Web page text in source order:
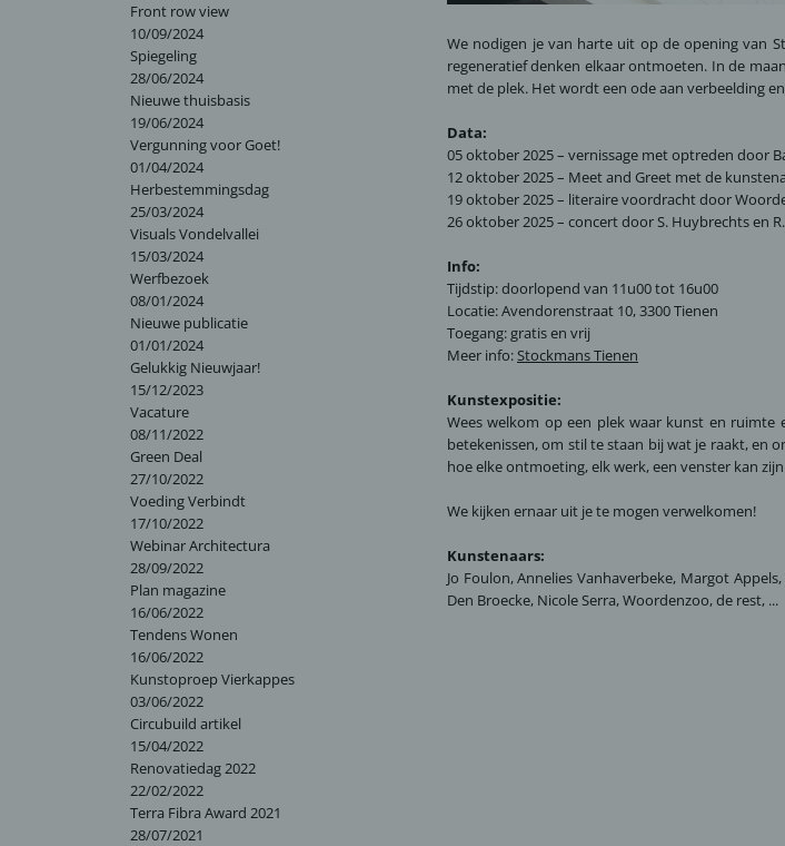
Front row view
10/09/2024
Spiegeling
28/06/2024
Nieuwe thuisbasis
19/06/2024
Vergunning voor Goet!
01/04/2024
Herbestemmingsdag
25/03/2024
Visuals Vondelvallei
15/03/2024
Werfbezoek
08/01/2024
Nieuwe publicatie
01/01/2024
Gelukkig Nieuwjaar!
15/12/2023
Vacature
08/11/2022
Green Deal
27/10/2022
Voeding Verbindt
17/10/2022
Webinar Architectura
28/09/2022
Plan magazine
16/06/2022
Tendens Wonen
16/06/2022
Kunstoproep Vierkappes
03/06/2022
Circubuild artikel
15/04/2022
Renovatiedag 2022
22/02/2022
Terra Fibra Award 2021
28/07/2021
We nodigen je van harte uit op de opening van
regeneratief denken elkaar ontmoeten. In de
met de plek. Het wordt een ode aan verbeelding
Data:
05 oktober 2025 – vernissage met optreden door
12 oktober 2025 – Meet and Greet met de
19 oktober 2025 – literaire voordracht door
26 oktober 2025 – concert door S. Huybrechts en
Info:
Tijdstip: doorlopend van 11u00 tot 16u00
Locatie: Avendorenstraat 10, 3300 Tienen
Toegang: gratis en vrij
Meer info:Stockmans Tienen
Kunstexpositie:
Wees welkom op een plek waar kunst en
betekenissen, om stil te staan bij wat je raakt, en
hoe elke ontmoeting, elk werk, een venster kan
We kijken ernaar uit je te mogen verwelkomen!
Kunstenaars:
Jo Foulon, Annelies Vanhaverbeke, Margot
Den Broecke, Nicole Serra, Woordenzoo, de rest, ...